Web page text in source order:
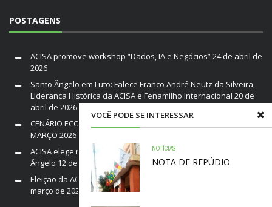
VOCÊ PODE SE INTERESSAR
NOTÍCIAS
NOTA DE REPÚDIO
POSTAGENS
ACISA promove workshop “Dados, IA e Negócios”24 de abril de
2026
Santo Ângelo em Luto: Falece Franco André Neutz da Silveira,
Liderança Histórica da ACISA e Fenamilho Internacional 20 de
abril de 2026
CENÁRIO ECONÔMICO DO BRASIL E RIO GRANDE DO SUL /
MARÇO 2026
ACISA elege nova diretoria para a gestão 2026–2028 em Santo
Ângelo 12 de março de 2026
Eleição da ACISA Gestão 2026/28 será nesta quarta-feira
março de 2026